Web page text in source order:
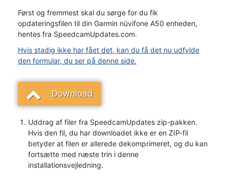
Først og fremmest skal du sørge for du fik
opdateringsfilen til din Garmin nüvifone A50 enheden,
hentes fra SpeedcamUpdates.com.
Hvis stadig ikke har fået det, kan du få det nu udfylde
den formular, du ser på denne side.
Download
Uddrag af filer fra SpeedcamUpdates zip-pakken.
Hvis den fil, du har downloadet ikke er en ZIP-fil
betyder at filen er allerede dekomprimeret, og du kan
fortsætte med næste trin i denne
installationsvejledning.